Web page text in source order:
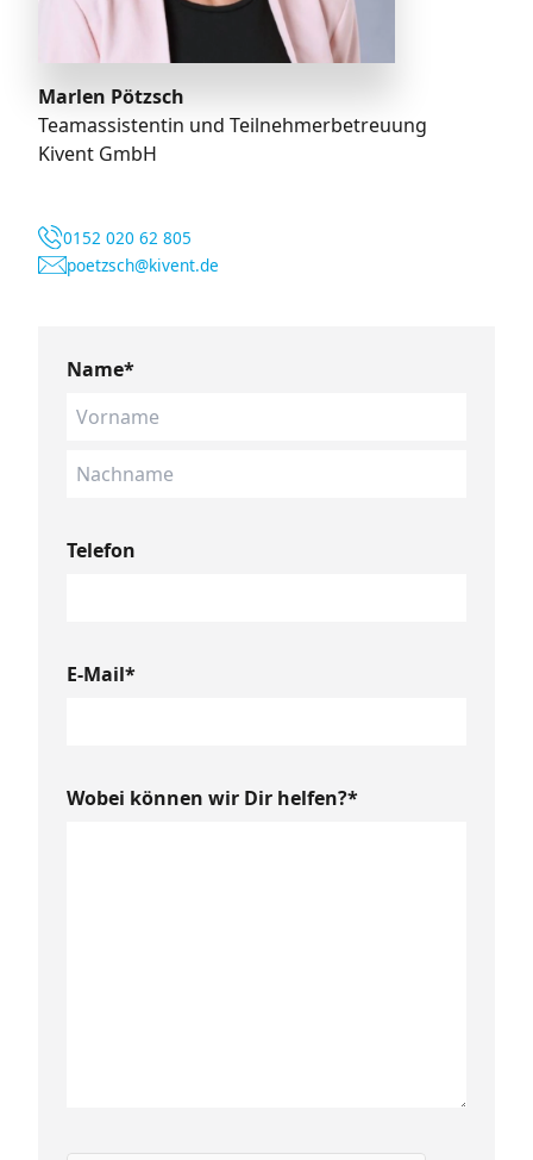
Marlen Pötzsch
Teamassistentin und Teilnehmerbetreuung
Kivent GmbH
0152 020 62 805
poetzsch@kivent.de
Name*
Telefon
E-Mail*
Wobei können wir Dir helfen?*